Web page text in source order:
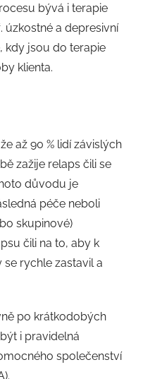
bývá i terapie
úzkostné a depresivní
kdy jsou do terapie
klienta.
až 90 % lidí závislých
zažije relaps čili se
důvodu je
péče neboli
skupinové)
čili na to, aby k
rychle zastavil a
po krátkodobých
i pravidelná
společenství